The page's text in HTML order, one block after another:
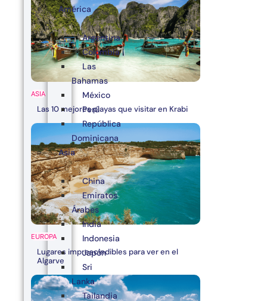
ASIA
Las 10 mejores playas que visitar en Krabi
EUROPA
Lugares imprescindibles para ver en el
Algarve
América
Argentina
Colombia
Las
Bahamas
México
Perú
República
Dominicana
Asia
China
Emiratos
Árabes
India
Indonesia
Japón
Sri
Lanka
Tailandia